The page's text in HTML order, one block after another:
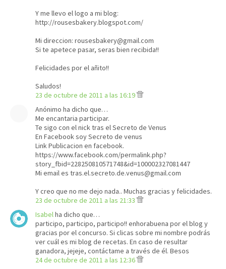
Y me llevo el logo a mi blog:
http://rousesbakery.blogspot.com/
Mi direccion: rousesbakery@gmail.com
Si te apetece pasar, seras bien recibida!!
Felicidades por el añito!!
Saludos!
23 de octubre de 2011 a las 16:19
Anónimo ha dicho que…
Me encantaria participar.
Te sigo con el nick tras el Secreto de Venus
En Facebook soy Secreto de venus
Link Publicacion en facebook.
https://www.facebook.com/permalink.php?
story_fbid=228250810571748&id=100002327081447
Mi email es tras.el.secreto.de.venus@gmail.com
Y creo que no me dejo nada.. Muchas gracias y felicidades.
23 de octubre de 2011 a las 21:33
Isabelha dicho que…
participo, participo, participo!! enhorabuena por el blog y
gracias por el concurso. Si clicas sobre mi nombre podrás
ver cuál es mi blog de recetas. En caso de resultar
ganadora, jejeje, contáctame a través de él. Besos
24 de octubre de 2011 a las 12:36